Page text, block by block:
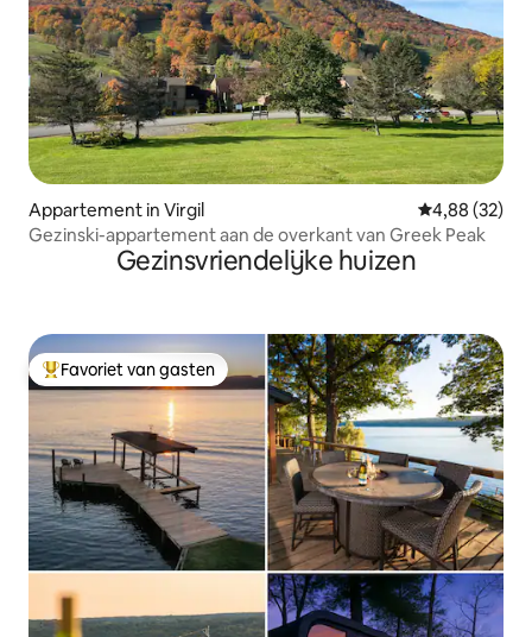
Appartement in Virgil Gemiddelde
4,88 (32)
Gezinski-appartement aan de overkant van Greek Peak
Gezinsvriendelijke huizen
Topfavoriet van gasten
Favoriet van gasten